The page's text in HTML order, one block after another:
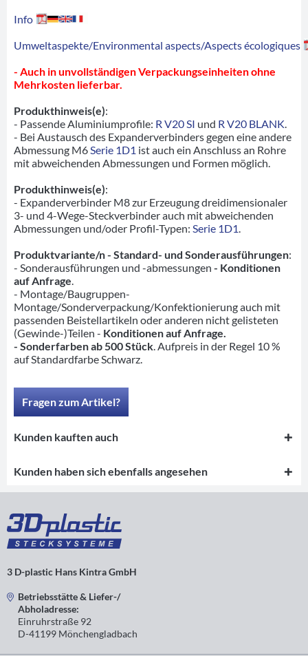
Info
Umweltaspekte/Environmental aspects/Aspects écologiques
- Auch in unvollständigen Verpackungseinheiten ohne
Mehrkosten lieferbar.
Produkthinweis(e):
- Passende Aluminiumprofile: R V20 SI und R V20 BLANK
- Bei Austausch des Expanderverbinders gegen eine andere
Abmessung M6 Serie 1D1 ist auch ein Anschluss an Rohre
mit abweichenden Abmessungen und Formen möglich.
Produkthinweis(e):
- Expanderverbinder M8 zur Erzeugung dreidimensionaler
3- und 4-Wege-Steckverbinder auch mit abweichenden
Abmessungen und/oder Profil-Typen: Serie 1D1
Produktvariante/n - Standard- und Sonderausführungen:
- Sonderausführungen und -abmessungen - Konditionen
auf Anfrage
- Montage/Baugruppen-
Montage/Sonderverpackung/Konfektionierung auch mit
passenden Beistellartikeln oder anderen nicht gelisteten
(Gewinde-)Teilen - Konditionen auf Anfrage.
- Sonderfarben ab 500 Stück . Aufpreis in der Regel 10 %
auf Standardfarbe Schwarz.
Fragen zum Artikel?
Kunden kauften auch
Kunden haben sich ebenfalls angesehen
3 D-plastic Hans Kintra GmbH
Betriebsstätte & Liefer-/
Abholadresse:
Einruhrstraße 92
D-41199 Mönchengladbach